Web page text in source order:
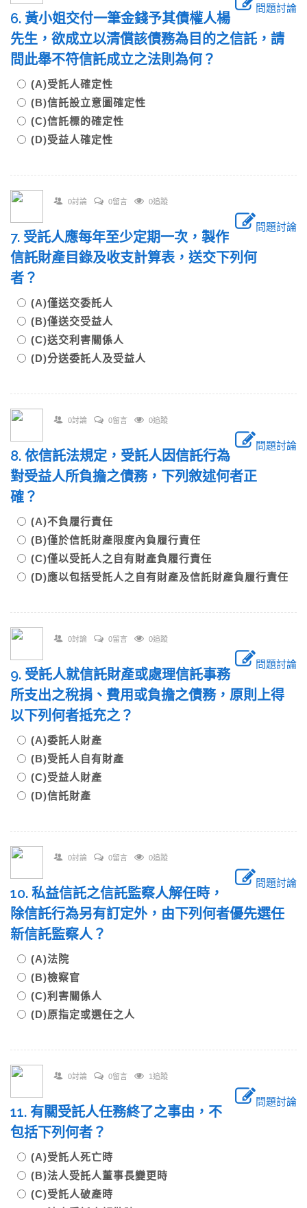
問題討論
6. 黃小姐交付一筆金錢予其債權人楊
先生，欲成立以清償該債務為目的之信託，請
問此舉不符信託成立之法則為何？
(A)受託人確定性
(B)信託設立意圖確定性
(C)信託標的確定性
(D)受益人確定性
0討論 0留言 0追蹤
問題討論
7. 受託人應每年至少定期一次，製作
信託財產目錄及收支計算表，送交下列何
者？
(A)僅送交委託人
(B)僅送交受益人
(C)送交利害關係人
(D)分送委託人及受益人
0討論 0留言 0追蹤
問題討論
8. 依信託法規定，受託人因信託行為
對受益人所負擔之債務，下列敘述何者正
確？
(A)不負履行責任
(B)僅於信託財產限度內負履行責任
(C)僅以受託人之自有財產負履行責任
(D)應以包括受託人之自有財產及信託財產負履行責任
0討論 0留言 0追蹤
問題討論
9. 受託人就信託財產或處理信託事務
所支出之稅捐、費用或負擔之債務，原則上得
以下列何者抵充之？
(A)委託人財產
(B)受託人自有財產
(C)受益人財產
(D)信託財產
0討論 0留言 0追蹤
問題討論
10. 私益信託之信託監察人解任時，
除信託行為另有訂定外，由下列何者優先選任
新信託監察人？
(A)法院
(B)檢察官
(C)利害關係人
(D)原指定或選任之人
0討論 0留言 1追蹤
問題討論
11. 有關受託人任務終了之事由，不
包括下列何者？
(A)受託人死亡時
(B)法人受託人董事長變更時
(C)受託人破產時